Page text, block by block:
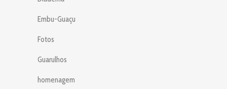
Embu-Guaçu
Fotos
Guarulhos
homenagem